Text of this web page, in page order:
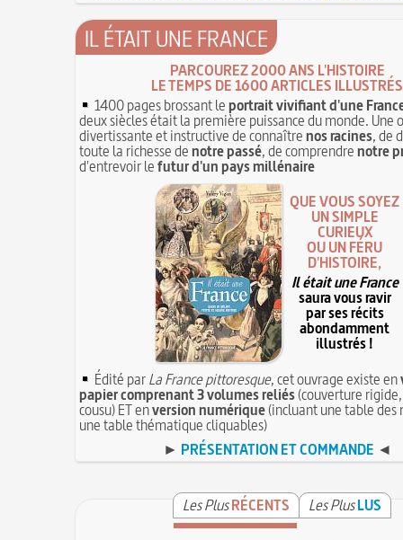
IL ÉTAIT UNE FRANCE
PARCOUREZ 2000 ANS L'HISTOIRE
LE TEMPS DE 1600 ARTICLES ILLUSTRÉS
1400 pages brossant leportrait vivifiant d'une
deux siècles était la première puissance du monde. Une
divertissante et instructive de connaîtrenos racines, de
toute la richesse denotre passé, de comprendrenotre
d'entrevoir lefutur d'un pays millénaire
QUE VOUS SOYEZ
UN SIMPLE
CURIEUX
OU UN FÉRU
D'HISTOIRE,
Il était une France
saura vous ravir
par ses récits
abondamment
illustrés !
Édité parLa France pittoresque, cet ouvrage existe en
papier comprenant 3 volumes reliés(couverture
cousu) ET enversion numérique(incluant une table des
une table thématique cliquables)
► PRÉSENTATION ET COMMANDE ◄
Les PlusRÉCENTS Les PlusLUS